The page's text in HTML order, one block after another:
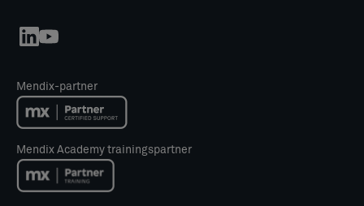
Mendix-partner
Mendix Academy trainingspartner